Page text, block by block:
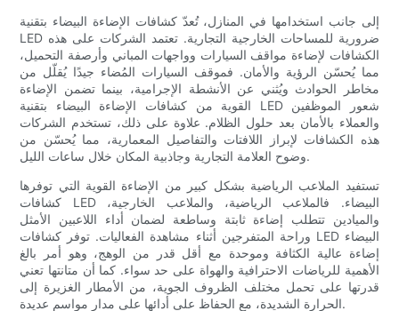
إلى جانب استخدامها في المنازل، تُعدّ كشافات الإضاءة البيضاء بتقنية
LED ضرورية للمساحات الخارجية التجارية. تعتمد الشركات على هذه
الكشافات لإضاءة مواقف السيارات وواجهات المباني وأرصفة التحميل،
مما يُحسّن الرؤية والأمان. فموقف السيارات المُضاء جيدًا يُقلّل من
مخاطر الحوادث ويُثني عن الأنشطة الإجرامية، بينما تضمن الإضاءة
القوية من كشافات الإضاءة البيضاء بتقنية LED شعور الموظفين
والعملاء بالأمان بعد حلول الظلام. علاوة على ذلك، تستخدم الشركات
هذه الكشافات لإبراز اللافتات والتفاصيل المعمارية، مما يُحسّن من
وضوح العلامة التجارية وجاذبية المكان خلال ساعات الليل.
تستفيد الملاعب الرياضية بشكل كبير من الإضاءة القوية التي توفرها
كشافات LED البيضاء. فالملاعب الرياضية، والملاعب الخارجية،
والميادين تتطلب إضاءة ثابتة وساطعة لضمان أداء اللاعبين الأمثل
وراحة المتفرجين أثناء مشاهدة الفعاليات. توفر كشافات LED البيضاء
إضاءة عالية الكثافة وموحدة مع أقل قدر من الوهج، وهو أمر بالغ
الأهمية للرياضات الاحترافية والهواة على حد سواء. كما أن متانتها تعني
قدرتها على تحمل مختلف الظروف الجوية، من الأمطار الغزيرة إلى
الحرارة الشديدة، مع الحفاظ على أدائها على مدار مواسم عديدة.